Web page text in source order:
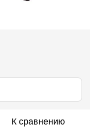
К сравнению